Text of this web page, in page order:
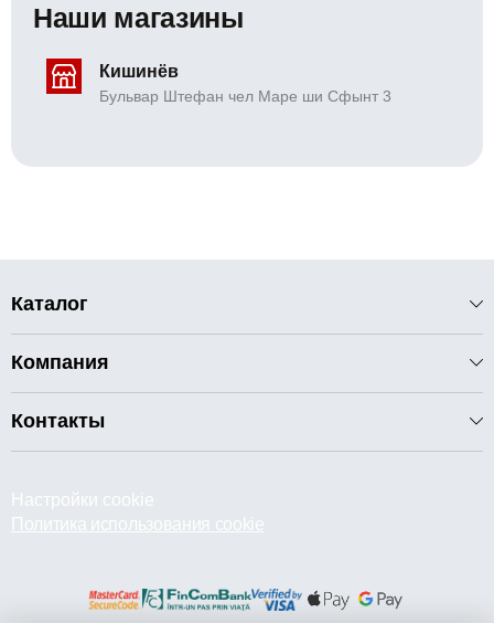
Наши магазины
Кишинёв
Бульвар Штефан чел Маре ши Сфынт 3
Каталог
Компания
Контакты
Настройки cookie
Политика использования cookie